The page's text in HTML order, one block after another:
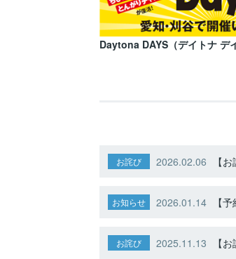
Daytona DAYS（デイトナ デ
お詫び 2026.02.06 【
お知らせ 2026.01.14 【
お詫び 2025.11.13 【